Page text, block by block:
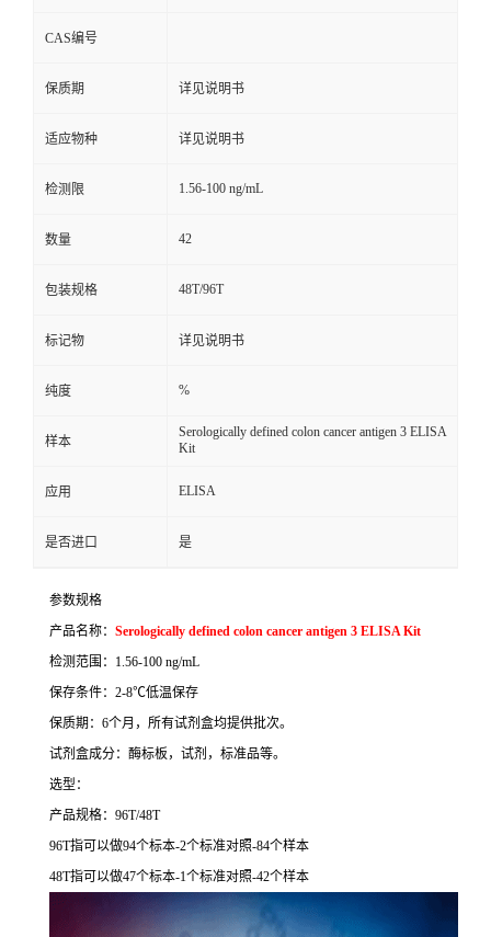
CAS编号
保质期 详见说明书
适应物种 详见说明书
检测限 1.56-100 ng/mL
数量 42
包装规格 48T/96T
标记物 详见说明书
纯度 %
样本
Serologically defined colon cancer antigen 3 ELISA
Kit
应用 ELISA
是否进口 是
参数规格
产品名称： Serologically defined colon cancer antigen 3 ELISA Kit
检测范围： 1.56-100 ng/mL
保存条件： 2-8℃低温保存
保质期： 6个月，所有试剂盒均提供批次。
试剂盒成分：酶标板，试剂，标准品等。
选型：
产品规格： 96T/48T
96T指可以做94个标本-2个标准对照-84个样本
48T指可以做47个标本-1个标准对照-42个样本